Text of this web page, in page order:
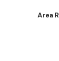
Area